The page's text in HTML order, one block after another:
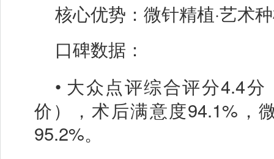
核心优势：微针精植·艺术
口碑数据：
• 大众点评综合评分4.4分
价），术后满意度94.1%，
95.2%。